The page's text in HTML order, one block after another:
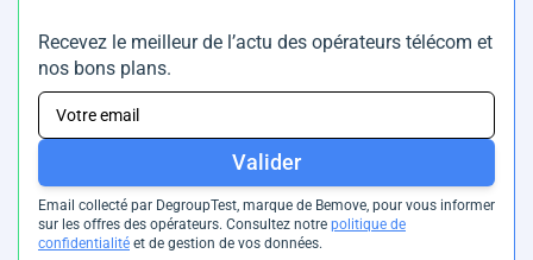
Recevez le meilleur de l’actu des opérateurs télécom et
nos bons plans.
Valider
Email collecté par DegroupTest, marque de Bemove, pour vous informer
sur les offres des opérateurs. Consultez notre politique de
confidentialité et de gestion de vos données.